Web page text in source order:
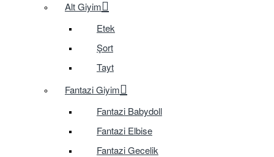
Alt Giyim
Etek
Şort
Tayt
Fantazi Giyim
Fantazi Babydoll
Fantazi Elbise
Fantazi Gecelik